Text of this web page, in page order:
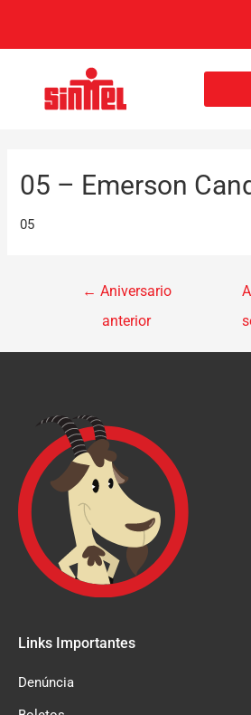
05 – Emerson
05
← Aniversario
anterior
Links Importantes
Denúncia